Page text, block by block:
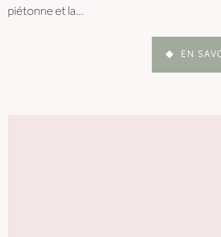
piétonne et la...
EN